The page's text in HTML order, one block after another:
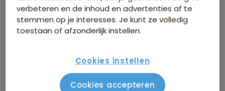
24 dagen
Bekijk reis
Bijkomende kosten €26,25 p.p. op basis van 2 personen
verbeteren en de inhoud en advertenties af te
stemmen op je interesses. Je kunt ze volledig
toestaan of afzonderlijk instellen.
Cookies instellen
Cookies accepteren